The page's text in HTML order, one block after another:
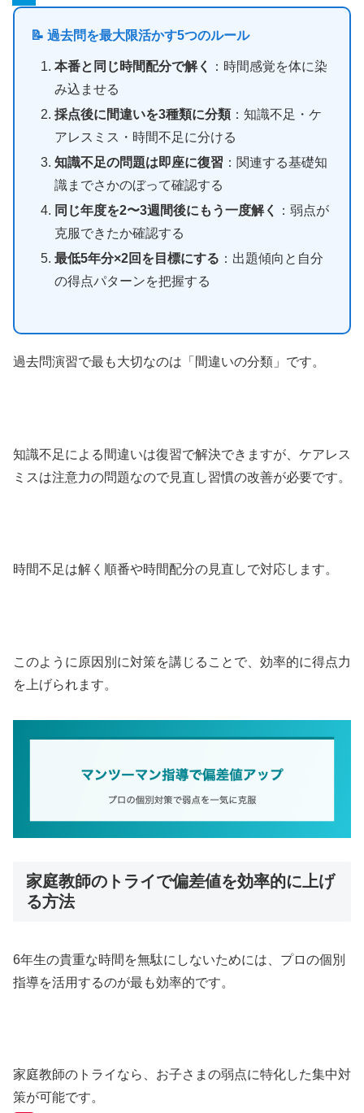
📝 過去問を最大限活かす5つのルール
本番と同じ時間配分で解く
：時間感覚を体に染
み込ませる
採点後に間違いを3種類に分類：知識不足・ケ
アレスミス・時間不足に分ける
知識不足の問題は即座に復習 ：関連する基礎知
識までさかのぼって確認する
同じ年度を2〜3週間後にもう一度解く
：弱点が
克服できたか確認する
最低5年分×2回を目標にする ：出題傾向と自分
の得点パターンを把握する
過去問演習で最も大切なのは「間違いの分類」です。
知識不足による間違いは復習で解決できますが、ケアレス
ミスは注意力の問題なので見直し習慣の改善が必要です。
時間不足は解く順番や時間配分の見直しで対応します。
このように原因別に対策を講じることで、効率的に得点力
を上げられます。
家庭教師のトライで偏差値を効率的に上げ
る方法
6年生の貴重な時間を無駄にしないためには、プロの個別
指導を活用するのが最も効率的です。
家庭教師のトライなら、お子さまの弱点に特化した集中対
策が可能です。